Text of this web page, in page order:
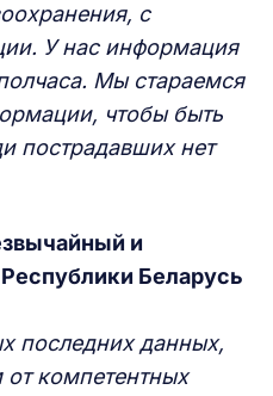
с
У нас информация
Мы стараемся
чтобы быть
пострадавших нет
и
Беларусь
последних данных,
компетентных